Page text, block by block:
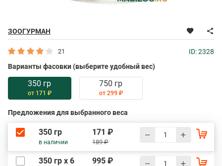
ЗООГУРМАН
21
ID: 2328
Варианты фасовки (выберите удобный вес)
350 гр
от 171 ₽
750 гр
от 299 ₽
Предложения для выбранного веса
350 гр
в наличии
171 ₽
189 ₽
350 гр х 6
995 ₽